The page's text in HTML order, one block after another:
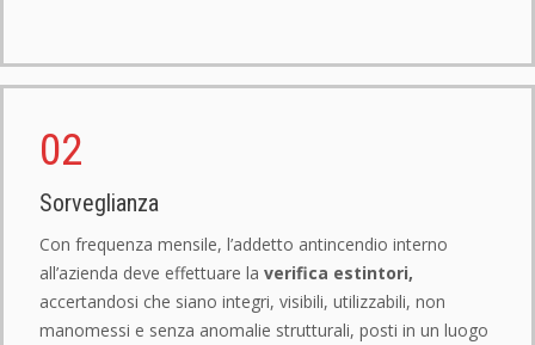
02
Sorveglianza
Con frequenza mensile, l’addetto antincendio interno
all’azienda deve effettuare la verifica estintori,
accertandosi che siano integri, visibili, utilizzabili, non
manomessi e senza anomalie strutturali, posti in un luogo